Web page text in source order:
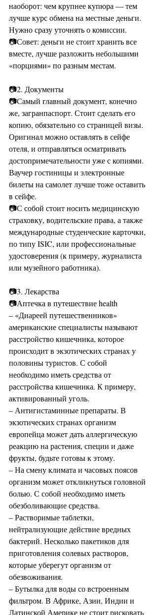
наоборот: чем крупнее купюра — тем
лучше курс обмена на местные деньги.
Нужно сразу уточнять о комиссии.
📷Совет: деньги не стоит хранить все
вместе, лучше разложить небольшими
«порциями» по разным местам.
📷2. Документы
📷Самый главный документ, конечно
же, загранпаспорт. Стоит сделать его
копию, обязательно со страницей визы.
Оригинал можно оставлять в сейфе
отеля, и отправляться осматривать
достопримечательности уже с копиями.
Ваучер гостиницы и электронные
билеты на самолет лучше тоже оставить
в сейфе.
📷С собой стоит носить медицинскую
страховку, водительские права, а также
международные студенческие карточки,
по типу ISIC, или профессиональные
удостоверения (к примеру, журналиста
или музейного работника).
📷3. Лекарства
📷Аптечка в путешествие health
– «Диареей путешественников»
американские специалисты называют
расстройство кишечника, которое
происходит в экзотических странах у
половины туристов. С собой
необходимо иметь средства от
расстройства кишечника. К примеру,
активированный уголь.
– Антигистаминные препараты. В
экзотических странах организм
европейца может дать аллергическую
реакцию на растения, специи и даже
фрукты, будьте готовы к этому.
– На смену климата и часовых поясов
организм может откликнуться головной
болью. С собой необходимо иметь
обезболивающие средства.
– Растворимые таблетки,
нейтрализующие действие вредных
бактерий. Несколько пакетиков для
приготовления солевых растворов,
которые уберегут организм от
обезвоживания.
– Бутылка для воды со встроенным
фильтром. В Африке, Азии, Индии и
Латинской Америке не стоит рисковать